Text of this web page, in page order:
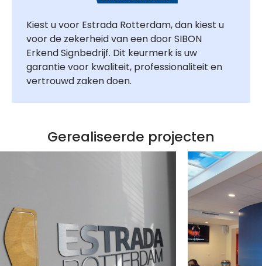
Kiest u voor Estrada Rotterdam, dan kiest u
voor de zekerheid van een door SIBON
Erkend Signbedrijf. Dit keurmerk is uw
garantie voor kwaliteit, professionaliteit en
vertrouwd zaken doen.
Gerealiseerde projecten